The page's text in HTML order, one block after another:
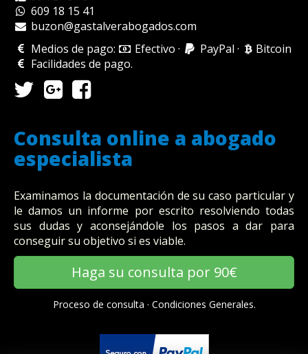
609 18 15 41
buzon@gastalverabogados.com
Medios de pago:
Efectivo · PayPal ·
Bitcoin
Facilidades de pago.
Consulta online a abogado
especialista
Examinamos la documentación de su caso particular y
le damos un informe por escrito resolviendo todas
sus dudas y aconsejándole los pasos a dar para
conseguir su objetivo si es viable.
Haga su consulta por 90€
Proceso de consulta · Condiciones Generales.